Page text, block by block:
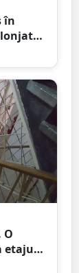
în
O
etajul